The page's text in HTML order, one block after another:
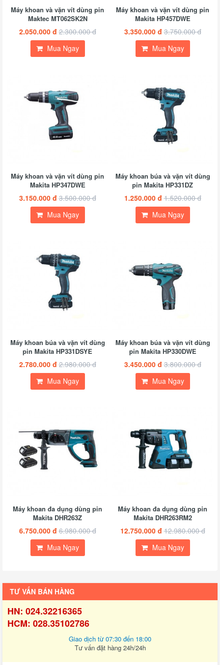
Máy khoan và vặn vít dùng pin
Maktec MT062SK2N
2.050.000 đ 2.300.000 đ
Mua Ngay
Máy khoan và vặn vít dùng pin
Makita HP457DWE
3.350.000 đ 3.750.000 đ
Mua Ngay
Máy khoan và vặn vít dùng pin
Makita HP347DWE
3.150.000 đ 3.500.000 đ
Mua Ngay
Máy khoan búa và vặn vít dùng
pin Makita HP331DZ
1.250.000 đ 1.520.000 đ
Mua Ngay
Máy khoan búa và vặn vít dùng
pin Makita HP331DSYE
2.780.000 đ 2.980.000 đ
Mua Ngay
Máy khoan búa và vặn vít dùng
pin Makita HP330DWE
3.450.000 đ 3.800.000 đ
Mua Ngay
Máy khoan đa dụng dùng pin
Makita DHR263Z
6.750.000 đ 6.980.000 đ
Mua Ngay
Máy khoan đa dụng dùng pin
Makita DHR263RM2
12.750.000 đ 12.980.000 đ
Mua Ngay
TƯ VẤN BÁN HÀNG
HN: 024.32216365
HCM: 028.35102786
Giao dịch từ 07:30 đến 18:00
Tư vấn đặt hàng 24h/24h